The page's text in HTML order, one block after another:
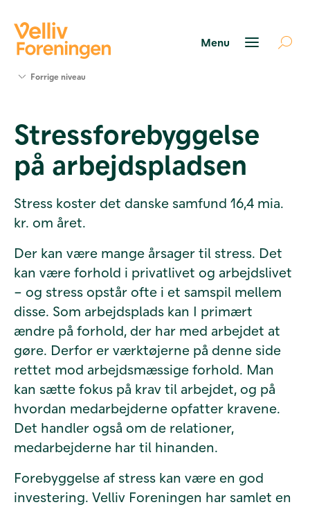
Værktøjer
og viden
Om Velliv
Foreningen
os
Forrige niveau
Stressforebyggelse
på arbejdspladsen
Stress koster det danske samfund 16,4 mia.
kr. om året.
Der kan være mange årsager til stress. Det
kan være forhold i privatlivet og arbejdslivet
– og stress opstår ofte i et samspil mellem
disse. Som arbejdsplads kan I primært
ændre på forhold, der har med arbejdet at
gøre. Derfor er værktøjerne på denne side
rettet mod arbejdsmæssige forhold. Man
kan sætte fokus på krav til arbejdet, og på
hvordan medarbejderne opfatter kravene.
Det handler også om de relationer,
medarbejderne har til hinanden.
Forebyggelse af stress kan være en god
investering. Velliv Foreningen har samlet en